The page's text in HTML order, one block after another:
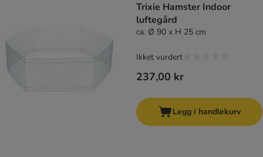
Trixie Hamster Indoor
luftegård
ca. Ø 90 x H 25 cm
237,00 kr
Ikket vurdert
Legg i handlekurv